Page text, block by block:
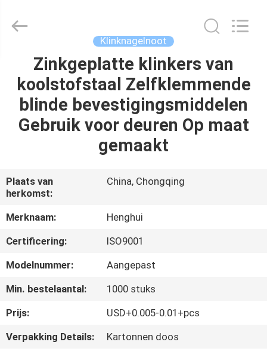
HUIS
PRODUCTEN
ONGEVEER
ONS
FABRIEKSREIS
KWALITEITSCONTROLE
CONTACTEER
ONS
Limited.
Klinknagelnoot
Zinkgeplatte klinkers van
koolstofstaal Zelfklemmende
blinde bevestigingsmiddelen
Gebruik voor deuren Op maat
gemaakt
Plaats van
herkomst:
China, Chongqing
Merknaam:
Henghui
Certificering:
ISO9001
Modelnummer:
Aangepast
Min. bestelaantal:
1000 stuks
Prijs:
USD+0.005-0.01+pcs
Verpakking Details:
Kartonnen doos